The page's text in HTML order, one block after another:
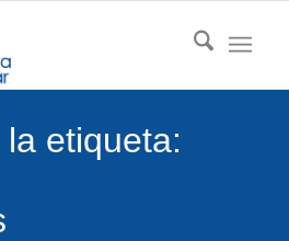
etiqueta: